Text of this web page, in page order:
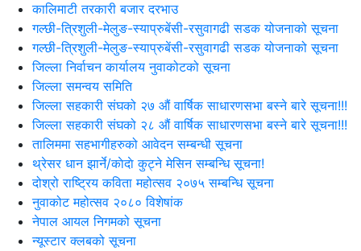
कालिमाटी तरकारी बजार दरभाउ
गल्छी-त्रिशुली-मेलुङ-स्याप्रुबेंसी-रसुवागढी सडक योजनाको सूचना
गल्छी-त्रिशुली-मेलुङ-स्याप्रुबेंसी-रसुवागढी सडक योजनाको सूचना
जिल्ला निर्वाचन कार्यालय नुवाकोटको सूचना
जिल्ला समन्वय समिति
जिल्ला सहकारी संघको २७ औं वार्षिक साधारणसभा बस्ने बारे सूचना!!!
जिल्ला सहकारी संघको २८ औं वार्षिक साधारणसभा बस्ने बारे सूचना!!!
तालिममा सहभागीहरुको आवेदन सम्बन्धी सूचना
थ्रेसर धान झार्ने/काेदाे कुट्ने मेसिन सम्बन्धि सूचना!
दोश्रो राष्ट्रिय कविता महोत्सव २०७५ सम्बन्धि सूचना
नुवाकोट महोत्सव २०८० विशेषांक
नेपाल आयल निगमको सूचना
न्यूस्टार क्लबको सूचना